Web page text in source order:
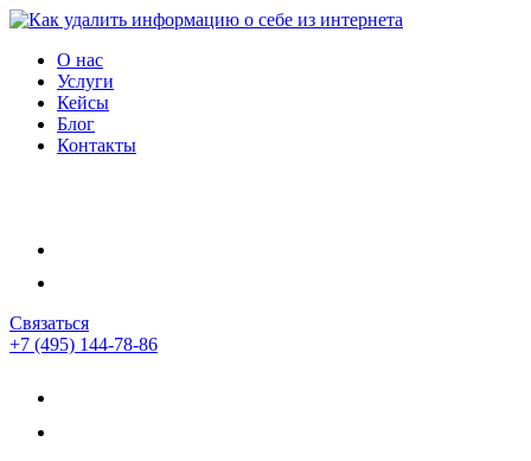
О нас
Услуги
Кейсы
Блог
Контакты
Связаться
+7 (495) 144-78-86